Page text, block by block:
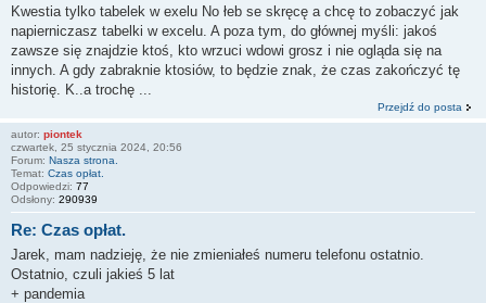
Kwestia tylko tabelek w exelu No łeb se skręcę a chcę to zobaczyć jak
napierniczasz tabelki w excelu. A poza tym, do głównej myśli: jakoś
zawsze się znajdzie ktoś, kto wrzuci wdowi grosz i nie ogląda się na
innych. A gdy zabraknie ktosiów, to będzie znak, że czas zakończyć tę
historię. K..a trochę ...
Przejdź do posta
autor: piontek
czwartek, 25 stycznia 2024, 20:56
Forum: Nasza strona.
Temat: Czas opłat.
Odpowiedzi: 77
Odsłony: 290939
Re: Czas opłat.
Jarek, mam nadzieję, że nie zmieniałeś numeru telefonu ostatnio.
Ostatnio, czuli jakieś 5 lat
+ pandemia